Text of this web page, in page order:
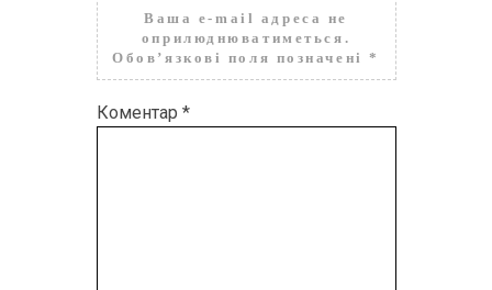
Ваша e-mail адреса не
оприлюднюватиметься.
Обов’язкові поля позначені*
Коментар *